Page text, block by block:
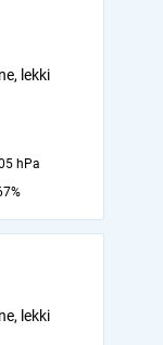
lekki
hPa
lekki